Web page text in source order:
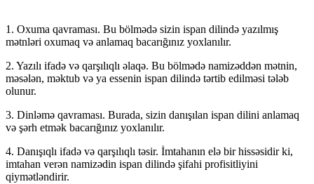
1. Oxuma qavraması. Bu bölmədə sizin ispan dilində yazılmış
mətnləri oxumaq və anlamaq bacarığınız yoxlanılır.
2. Yazılı ifadə və qarşılıqlı əlaqə. Bu bölmədə namizəddən mətnin,
məsələn, məktub və ya essenin ispan dilində tərtib edilməsi tələb
olunur.
3. Dinləmə qavraması. Burada, sizin danışılan ispan dilini anlamaq
və şərh etmək bacarığınız yoxlanılır.
4. Danışıqlı ifadə və qarşılıqlı təsir. İmtahanın elə bir hissəsidir ki,
imtahan verən namizədin ispan dilində şifahi profisitliyini
qiymətləndirir.